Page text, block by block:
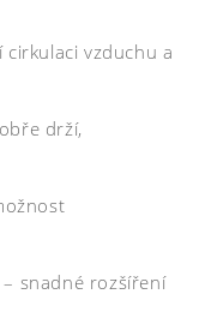
vzduchu a
drží,
snadné rozšíření